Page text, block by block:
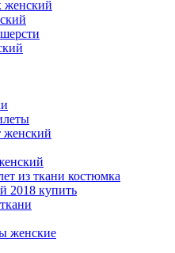
женский
женский
из ткани костюмка
2018 купить
женские